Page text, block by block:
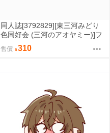
同人誌[3792829][東三河みどり
色同好会 (三河のアオヤミー)]フ
ィッシュいんぐオンザベッド (偶
像大師)
售價 310